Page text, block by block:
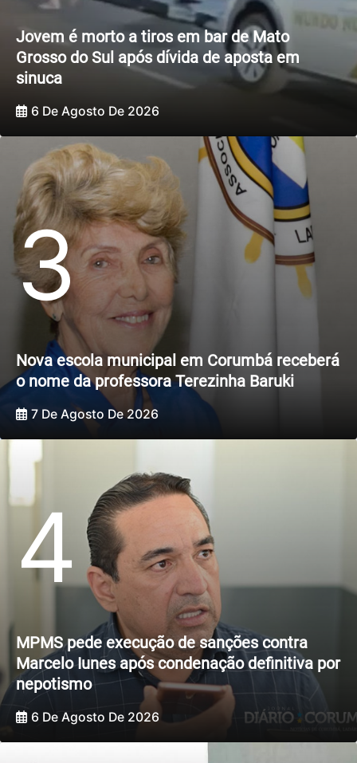
Jovem é morto a tiros em bar de Mato
Grosso do Sul após dívida de aposta em
sinuca
6 De Agosto De 2026
3
Nova escola municipal em Corumbá receberá
o nome da professora Terezinha Baruki
7 De Agosto De 2026
4
MPMS pede execução de sanções contra
Marcelo Iunes após condenação definitiva por
nepotismo
6 De Agosto De 2026